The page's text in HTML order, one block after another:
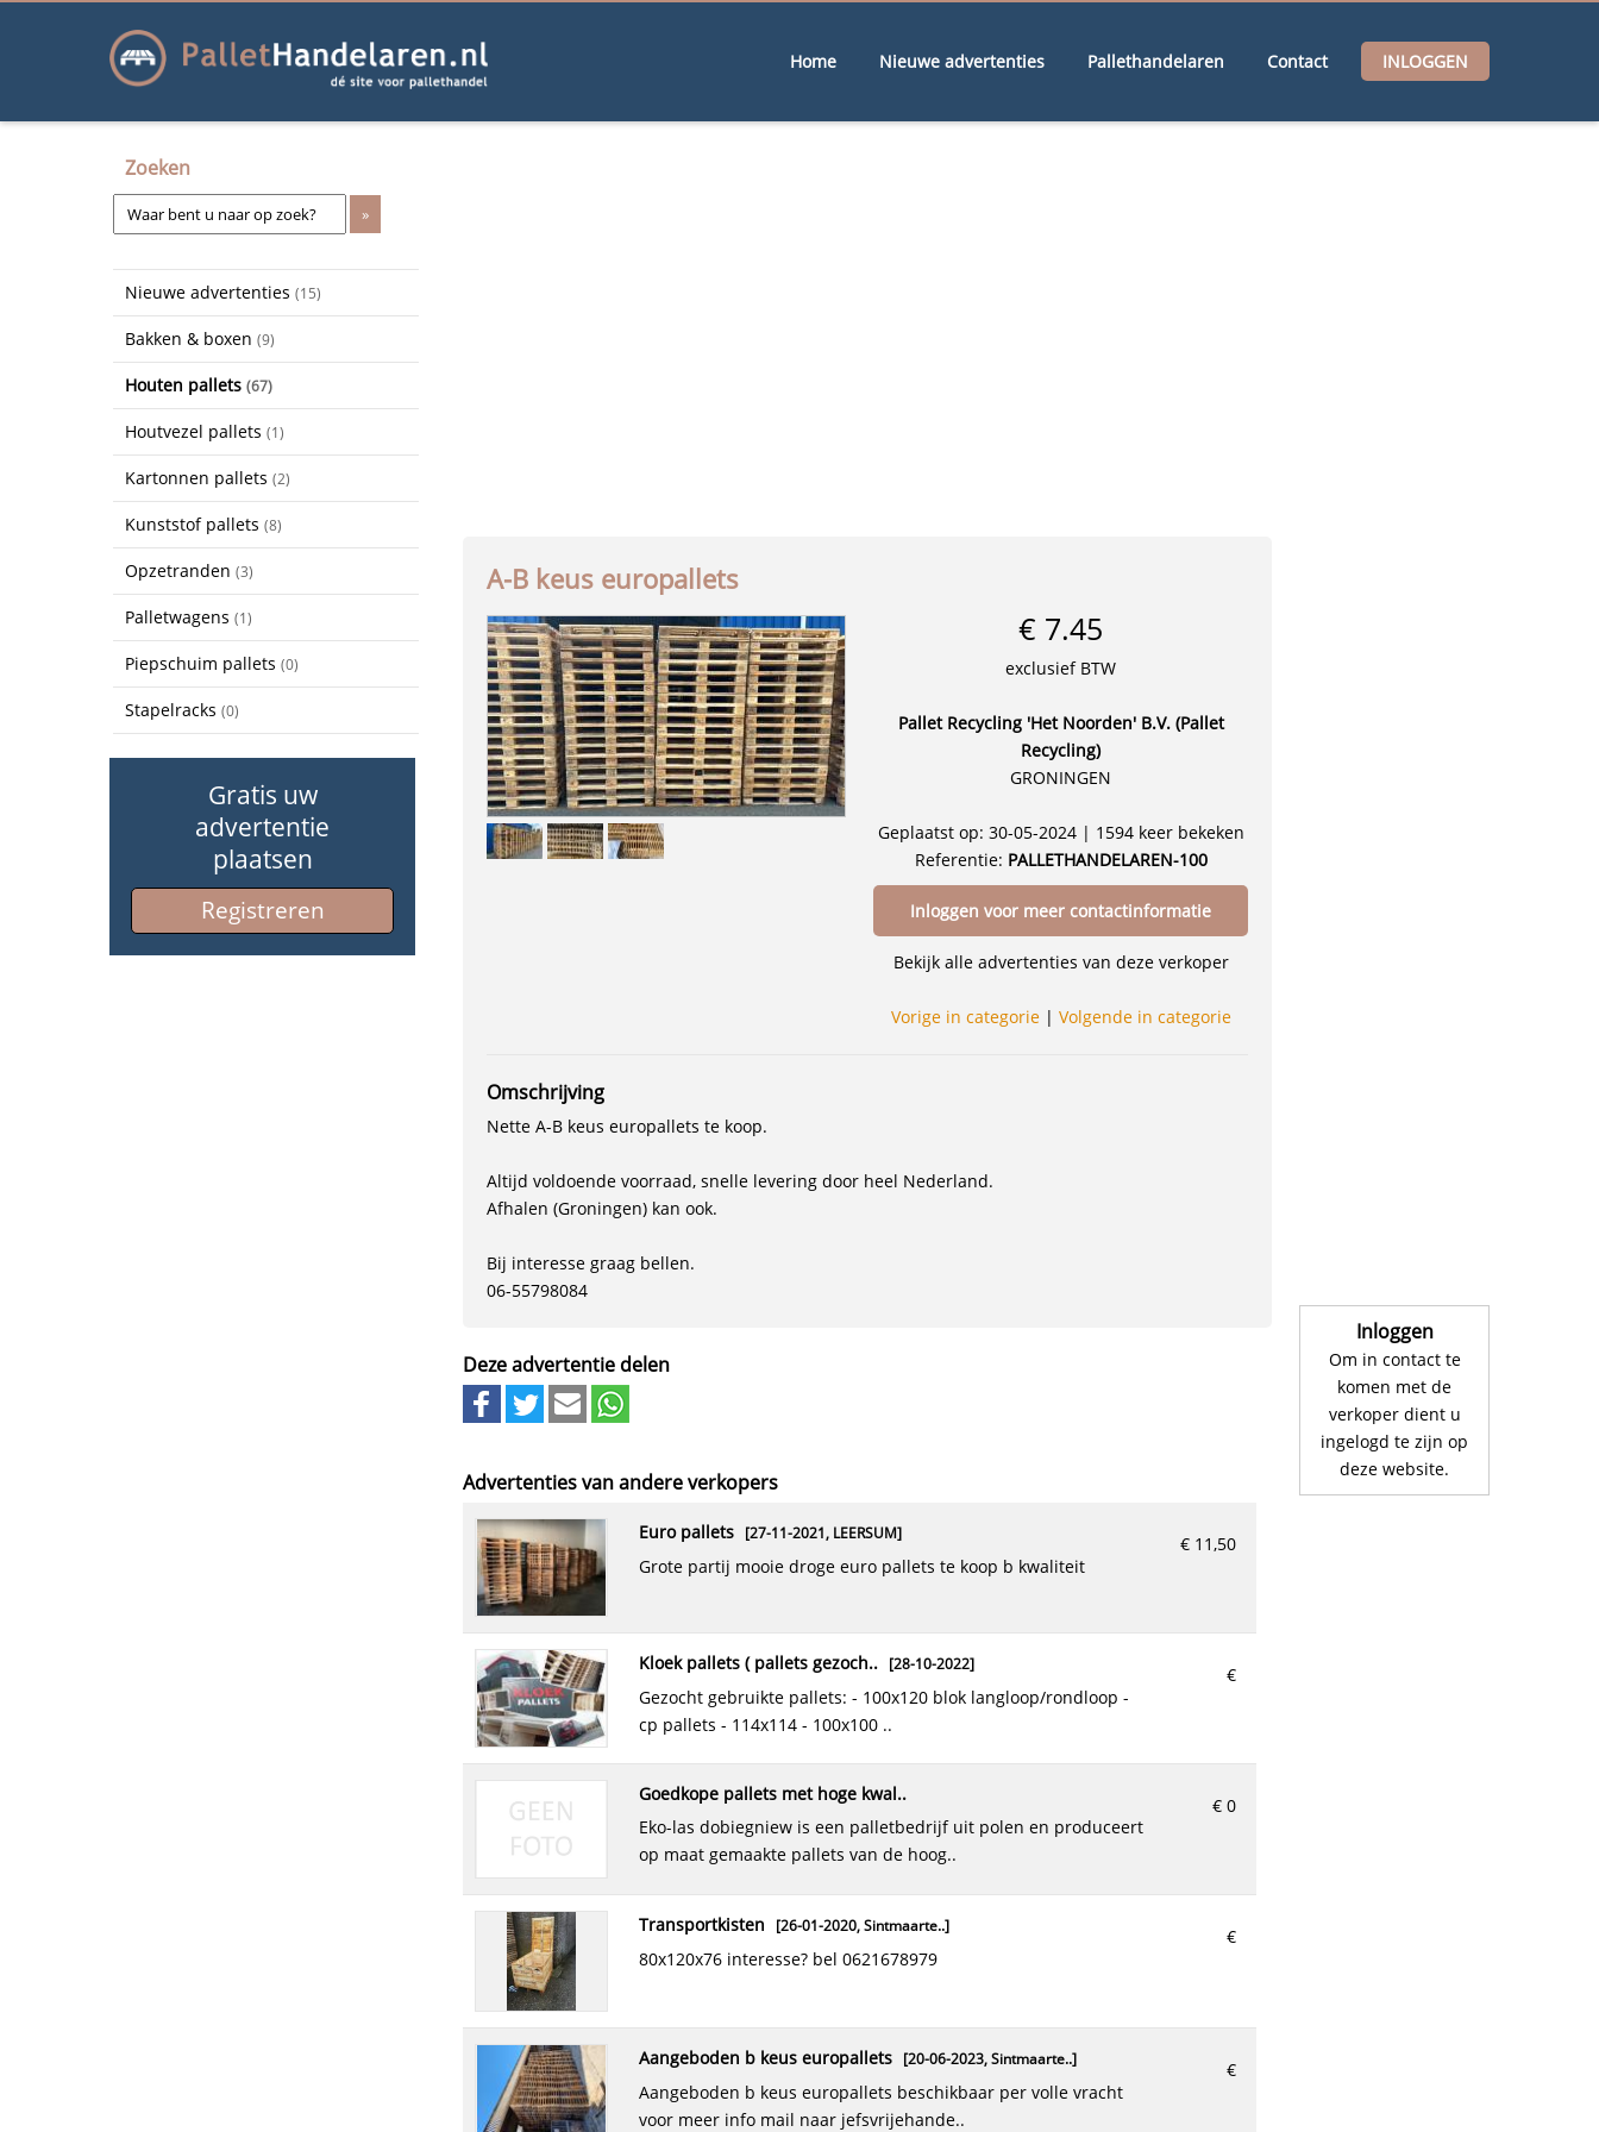
Home Nieuwe advertenties Pallethandelaren Contact INLOGGEN
Zoeken
Nieuwe advertenties (15)
Bakken & boxen (9)
Houten pallets (67)
Houtvezel pallets (1)
Kartonnen pallets (2)
Kunststof pallets (8)
Opzetranden (3)
Palletwagens (1)
Piepschuim pallets (0)
Stapelracks (0)
Gratis uw
advertentie
plaatsen
Registreren
A-B keus europallets
€ 7.45
exclusief BTW
Pallet Recycling 'Het Noorden' B.V. (Pallet
Recycling)
GRONINGEN
Geplaatst op: 30-05-2024 | 1594 keer bekeken
Referentie: PALLETHANDELAREN-100
Inloggen voor meer contactinformatie
Bekijk alle advertenties van deze verkoper
Vorige in categorie| Volgende in categorie
Omschrijving
Nette A-B keus europallets te koop.
Altijd voldoende voorraad, snelle levering door heel Nederland.
Afhalen (Groningen) kan ook.
Bij interesse graag bellen.
06-55798084
Deze advertentie delen
Advertenties van andere verkopers
€ 11,50
euro pallets [27-11-2021, LEERSUM]
grote partij mooie droge euro pallets te koop b kwaliteit
€
kloek pallets ( pallets gezoch.. [28-10-2022]
gezocht gebruikte pallets: - 100x120 blok langloop/rondloop -
cp pallets - 114x114 - 100x100 ..
€ 0
goedkope pallets met hoge kwal..
eko-las dobiegniew is een palletbedrijf uit polen en produceert
op maat gemaakte pallets van de hoog..
€
transportkisten [26-01-2020, Sintmaarte..]
80x120x76 interesse? bel 0621678979
€
aangeboden b keus europallets [20-06-2023, Sintmaarte..]
aangeboden b keus europallets beschikbaar per volle vracht
voor meer info mail naar jefsvrijehande..
Inloggen
Om in contact te
komen met de
verkoper dient u
ingelogd te zijn op
deze website.